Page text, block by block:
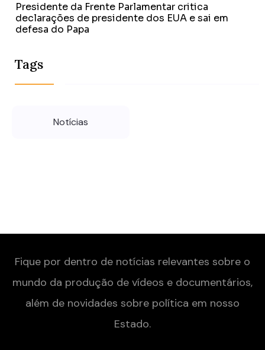
Presidente da Frente Parlamentar critica
declarações de presidente dos EUA e sai em
defesa do Papa
Tags
Notícias
Fique por dentro de notícias relevantes sobre o
mundo da produção de vídeos e documentários,
além de novidades sobre política em nosso
Estado.